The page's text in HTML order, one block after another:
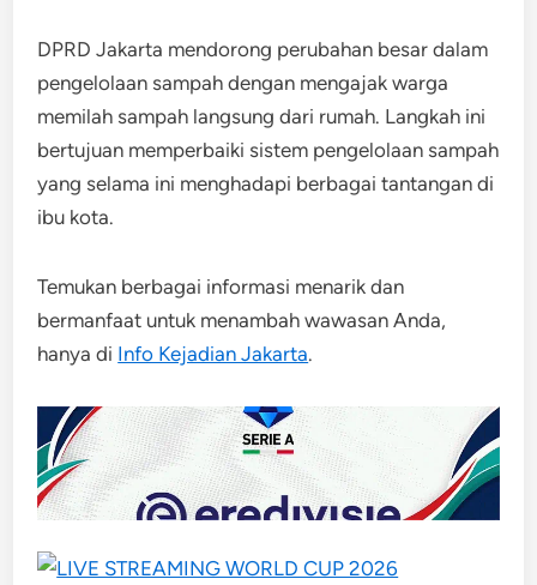
DPRD Jakarta mendorong perubahan besar dalam
pengelolaan sampah dengan mengajak warga
memilah sampah langsung dari rumah. Langkah ini
bertujuan memperbaiki sistem pengelolaan sampah
yang selama ini menghadapi berbagai tantangan di
ibu kota.
Temukan berbagai informasi menarik dan
bermanfaat untuk menambah wawasan Anda,
hanya di Info Kejadian Jakarta.